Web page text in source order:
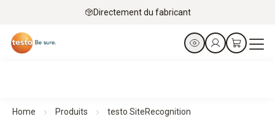
Directement du fabricant
Home Produits testo SiteRecognition